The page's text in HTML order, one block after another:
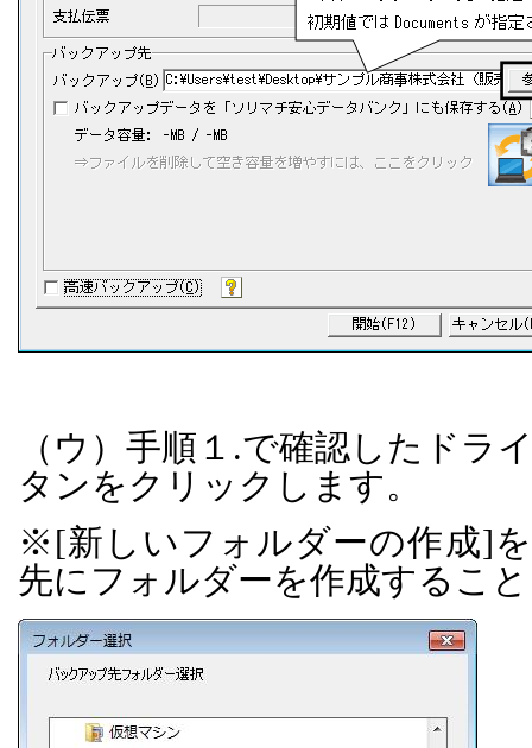
（ウ）手順１ .で確認したドラ
タンをクリックします。
※ [新しいフォルダーの作成]
先にフォルダーを作成するこ